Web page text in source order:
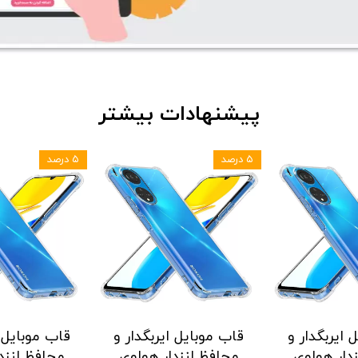
قاب موبایل
۵ درصد
قاب موبایل ایربگدار و
۵ درصد
ایربگدار و
پیشنهادات بیشتر